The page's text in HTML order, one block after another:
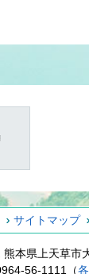
サイトマップ
熊本県上天草市
56-1111（